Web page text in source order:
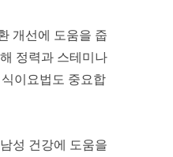
개선에 도움을 줍
정력과 스테미나
이요법도 중요합
성 건강에 도움을